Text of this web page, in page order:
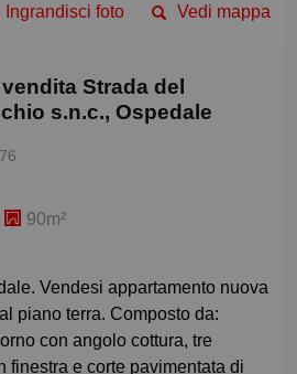
Vedi mappa
Ingrandisci foto
Strada del
s.n.c., Ospedale
90m²
piano terra. Composto da:
con angolo cottura, tre
finestra e corte pavimentata di